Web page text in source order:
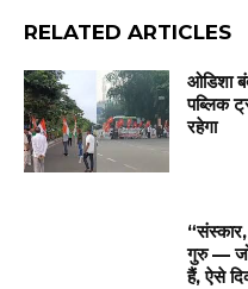
RELATED ARTICLES
ओडिशा
पब्लिक
रहेगा
गुरु —
हैं, ऐसे